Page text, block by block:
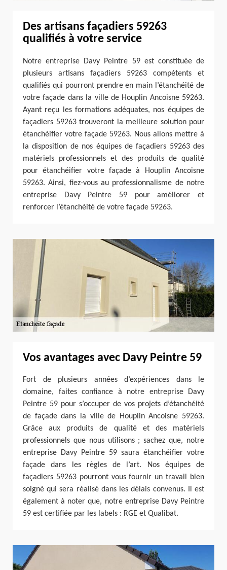
Des artisans façadiers 59263
qualifiés à votre service
Notre entreprise Davy Peintre 59 est constituée de
plusieurs artisans façadiers 59263 compétents et
qualifiés qui pourront prendre en main l’étanchéité de
votre façade dans la ville de Houplin Ancoisne 59263.
Ayant reçu les formations adéquates, nos équipes de
façadiers 59263 trouveront la meilleure solution pour
étanchéifier votre façade 59263. Nous allons mettre à
la disposition de nos équipes de façadiers 59263 des
matériels professionnels et des produits de qualité
pour étanchéifier votre façade à Houplin Ancoisne
59263. Ainsi, fiez-vous au professionnalisme de notre
entreprise Davy Peintre 59 pour améliorer et
renforcer l’étanchéité de votre façade 59263.
Vos avantages avec Davy Peintre 59
Fort de plusieurs années d’expériences dans le
domaine, faites confiance à notre entreprise Davy
Peintre 59 pour s’occuper de vos projets d’étanchéité
de façade dans la ville de Houplin Ancoisne 59263.
Grâce aux produits de qualité et des matériels
professionnels que nous utilisons ; sachez que, notre
entreprise Davy Peintre 59 saura étanchéifier votre
façade dans les règles de l’art. Nos équipes de
façadiers 59263 pourront vous fournir un travail bien
soigné qui sera réalisé dans les délais convenus. Il est
également à noter que, notre entreprise Davy Peintre
59 est certifiée par les labels : RGE et Qualibat.